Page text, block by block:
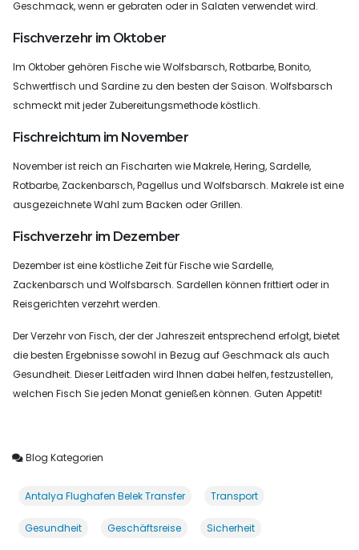
Geschmack, wenn er gebraten oder in Salaten verwendet wird.
Fischverzehr im Oktober
Im Oktober gehören Fische wie Wolfsbarsch, Rotbarbe, Bonito,
Schwertfisch und Sardine zu den besten der Saison. Wolfsbarsch
schmeckt mit jeder Zubereitungsmethode köstlich.
Fischreichtum im November
November ist reich an Fischarten wie Makrele, Hering, Sardelle,
Rotbarbe, Zackenbarsch, Pagellus und Wolfsbarsch. Makrele ist eine
ausgezeichnete Wahl zum Backen oder Grillen.
Fischverzehr im Dezember
Dezember ist eine köstliche Zeit für Fische wie Sardelle,
Zackenbarsch und Wolfsbarsch. Sardellen können frittiert oder in
Reisgerichten verzehrt werden.
Der Verzehr von Fisch, der der Jahreszeit entsprechend erfolgt, bietet
die besten Ergebnisse sowohl in Bezug auf Geschmack als auch
Gesundheit. Dieser Leitfaden wird Ihnen dabei helfen, festzustellen,
welchen Fisch Sie jeden Monat genießen können. Guten Appetit!
Blog Kategorien
Antalya Flughafen Belek Transfer Transport
Gesundheit Geschäftsreise Sicherheit